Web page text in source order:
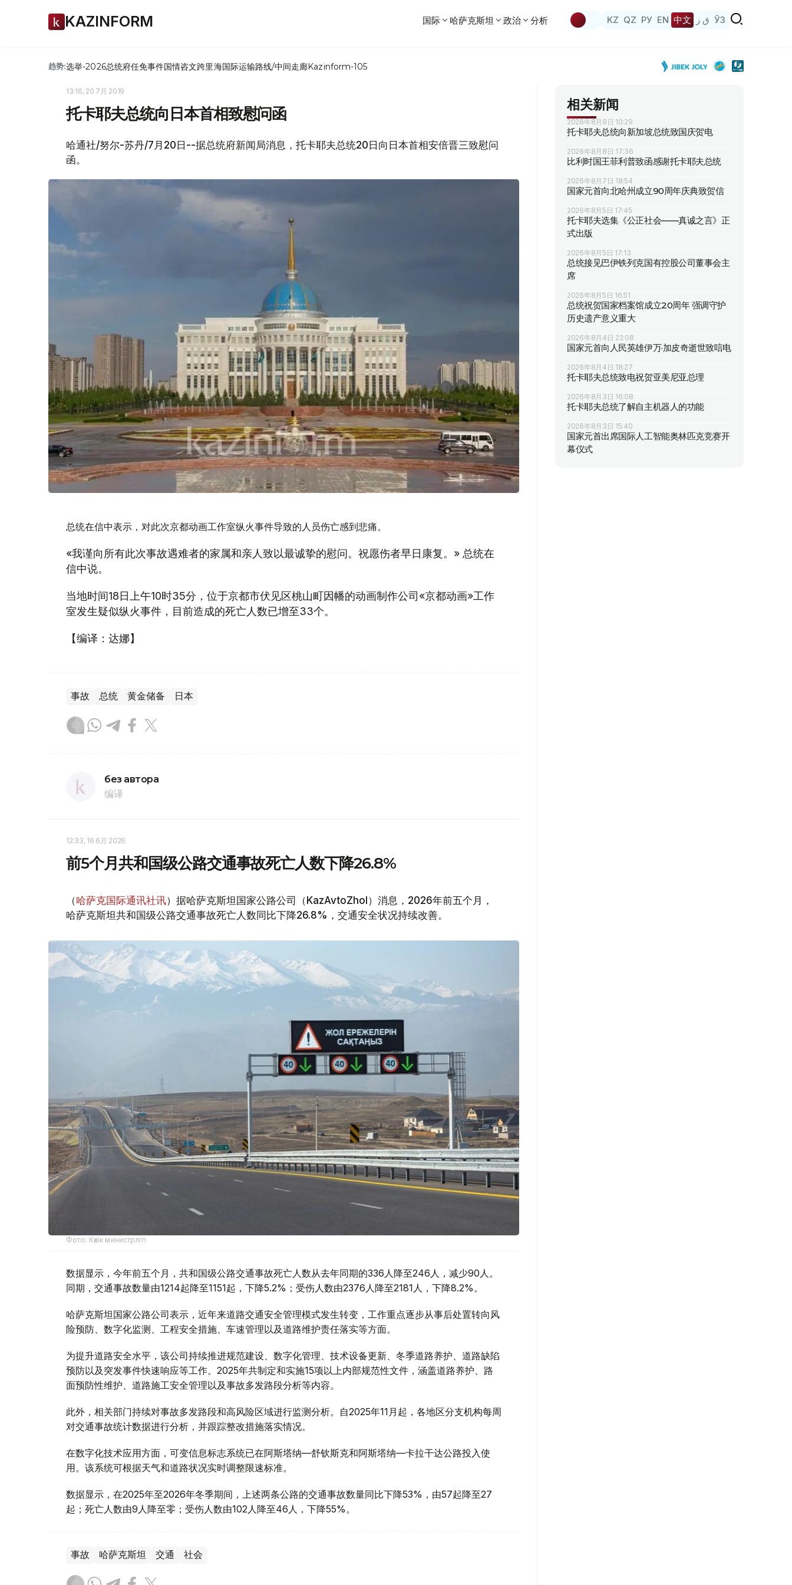
KAZINFORM 国际 哈萨克斯坦 政治 分析 KZ QZ РУ EN 中文 ق ز ЎЗ
趋势:选举-2026总统府任免事件国情咨文跨里海国际运输路线/中间走廊Kazinform-105
13:16, 20 7月 2019
托卡耶夫总统向日本首相致慰问函
哈通社/努尔-苏丹/7月20日--据总统府新闻局消息，托卡耶夫总统20日向日本首相安倍晋三致慰问
函。
总统在信中表示，对此次京都动画工作室纵火事件导致的人员伤亡感到悲痛。
«我谨向所有此次事故遇难者的家属和亲人致以最诚挚的慰问。祝愿伤者早日康复。» 总统在
信中说。
当地时间18日上午10时35分，位于京都市伏见区桃山町因幡的动画制作公司«京都动画»工作
室发生疑似纵火事件，目前造成的死亡人数已增至33个。
【编译：达娜】
事故 总统 黄金储备 日本
без автора
编译
12:33, 16 6月 2026
前5个月共和国级公路交通事故死亡人数下降26.8%
（哈萨克国际通讯社讯）据哈萨克斯坦国家公路公司（KazAvtoZhol）消息，2026年前五个月，
哈萨克斯坦共和国级公路交通事故死亡人数同比下降26.8%，交通安全状况持续改善。
Фото: Көлік министрлігі
数据显示，今年前五个月，共和国级公路交通事故死亡人数从去年同期的336人降至246人，减少90人。
同期，交通事故数量由1214起降至1151起，下降5.2%；受伤人数由2376人降至2181人，下降8.2%。
哈萨克斯坦国家公路公司表示，近年来道路交通安全管理模式发生转变，工作重点逐步从事后处置转向风
险预防、数字化监测、工程安全措施、车速管理以及道路维护责任落实等方面。
为提升道路安全水平，该公司持续推进规范建设、数字化管理、技术设备更新、冬季道路养护、道路缺陷
预防以及突发事件快速响应等工作。2025年共制定和实施15项以上内部规范性文件，涵盖道路养护、路
面预防性维护、道路施工安全管理以及事故多发路段分析等内容。
此外，相关部门持续对事故多发路段和高风险区域进行监测分析。自2025年11月起，各地区分支机构每周
对交通事故统计数据进行分析，并跟踪整改措施落实情况。
在数字化技术应用方面，可变信息标志系统已在阿斯塔纳—舒钦斯克和阿斯塔纳—卡拉干达公路投入使
用。该系统可根据天气和道路状况实时调整限速标准。
数据显示，在2025年至2026年冬季期间，上述两条公路的交通事故数量同比下降53%，由57起降至27
起；死亡人数由9人降至零；受伤人数由102人降至46人，下降55%。
事故 哈萨克斯坦 交通 社会
相关新闻
2026年8月9日 10:29
托卡耶夫总统向新加坡总统致国庆贺电
2026年8月8日 17:36
比利时国王菲利普致函感谢托卡耶夫总统
2026年8月7日 18:54
国家元首向北哈州成立90周年庆典致贺信
2026年8月5日 17:45
托卡耶夫选集《公正社会——真诚之言》正
式出版
2026年8月5日 17:13
总统接见巴伊铁列克国有控股公司董事会主
席
2026年8月5日 16:51
总统祝贺国家档案馆成立20周年 强调守护
历史遗产意义重大
2026年8月4日 22:08
国家元首向人民英雄伊万·加皮奇逝世致唁电
2026年8月4日 18:27
托卡耶夫总统致电祝贺亚美尼亚总理
2026年8月3日 16:08
托卡耶夫总统了解自主机器人的功能
2026年8月3日 15:40
国家元首出席国际人工智能奥林匹克竞赛开
幕仪式